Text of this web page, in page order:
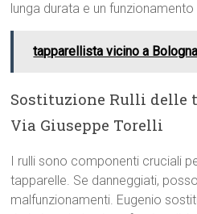
lunga durata e un
tapparellista vicino a
Sostituzione Rulli delle
Via Giuseppe Torelli
I rulli sono componenti cruciali
tapparelle. Se danneggiati,
malfunzionamenti. Eugenio